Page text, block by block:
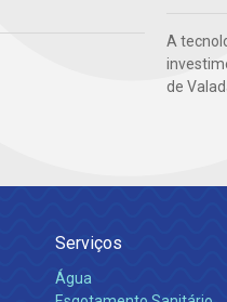
A
de
Serviços
Água